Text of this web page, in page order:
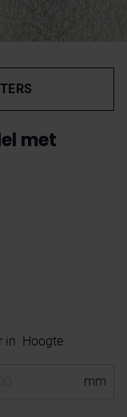
met
in Hoogte